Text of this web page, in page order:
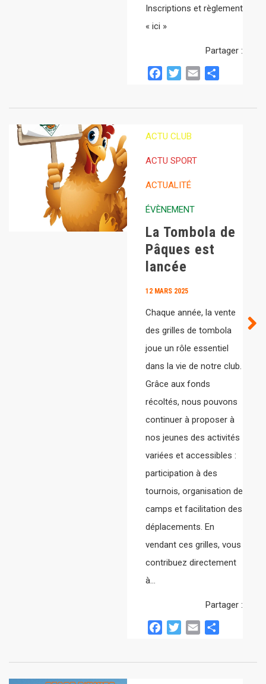
Inscriptions et règlement
« ici »
Partager :
FacebookTwitterEmail
ACTU CLUB
ACTU SPORT
ACTUALITÉ
ÉVÈNEMENT
La Tombola de
Pâques est
lancée
12 MARS 2025
Chaque année, la vente
des grilles de tombola
joue un rôle essentiel
dans la vie de notre club.
Grâce aux fonds
récoltés, nous pouvons
continuer à proposer à
nos jeunes des activités
variées et accessibles :
participation à des
tournois, organisation de
camps et facilitation des
déplacements. En
vendant ces grilles, vous
contribuez directement
à…
Partager :
FacebookTwitterEmail